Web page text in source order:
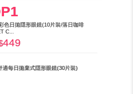
色日拋隱形眼鏡(10片裝/落日咖啡
C...
449
適每日拋棄式隱形眼鏡(30片裝)